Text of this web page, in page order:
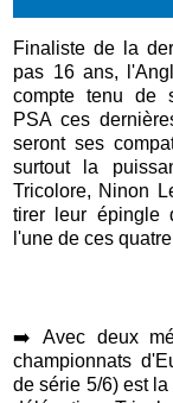
Finaliste de la
pas 16 ans,
compte tenu de
PSA ces
seront ses
surtout la
Tricolore, Ninon
tirer leur épingle
l'une de ces
➡️ Avec deux
championnats
de série 5/6) est